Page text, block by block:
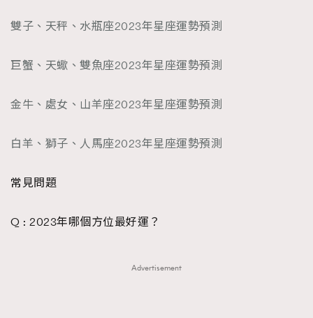
雙子、天秤、水瓶座2023年星座運勢預測
巨蟹、天蠍、雙魚座2023年星座運勢預測
金牛、處女、山羊座2023年星座運勢預測
白羊、獅子、人馬座2023年星座運勢預測
常見問題
Q : 2023年哪個方位最好運？
Advertisement